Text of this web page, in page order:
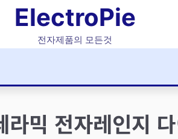
ElectroPie
전자제품의 모든것
라믹 전자레인지